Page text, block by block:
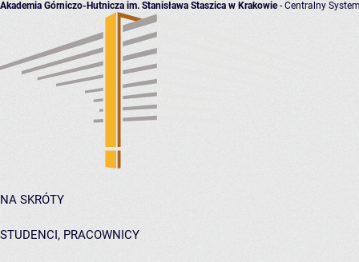
Akademia Górniczo-Hutnicza im. Stanisława Staszica w Krakowie- Centralny
NA SKRÓTY
STUDENCI, PRACOWNICY